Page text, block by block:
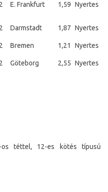
E. Frankfurt 1,59 Nyertes
Darmstadt 1,87 Nyertes
Bremen 1,21 Nyertes
Göteborg 2,55 Nyertes
os téttel, 12-es kötés típusú